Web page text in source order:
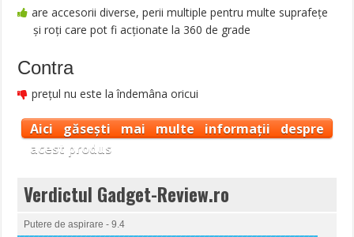
are accesorii diverse, perii multiple pentru multe suprafeţe
şi roţi care pot fi acţionate la 360 de grade
Contra
prețul nu este la îndemâna oricui
Aici găsești mai multe informații despre
acest produs
Verdictul Gadget-Review.ro
Putere de aspirare - 9.4